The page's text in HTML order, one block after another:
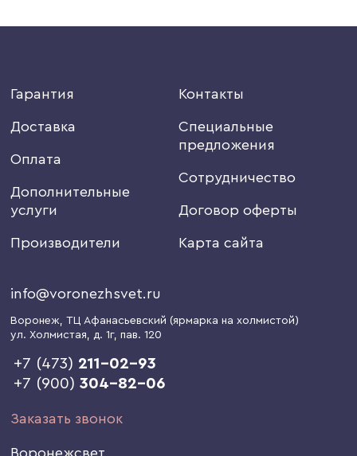
Гарантия
Доставка
Оплата
Дополнительные
услуги
Производители
Контакты
Специальные
предложения
Сотрудничество
Договор оферты
Карта сайта
info@voronezhsvet.ru
Воронеж, ТЦ Афанасьевский (ярмарка на холмистой)
ул. Холмистая, д. 1г, пав. 120
+7 (473) 211-02-93
+7 (900)304-82-06
Заказать звонок
Воронежсвет